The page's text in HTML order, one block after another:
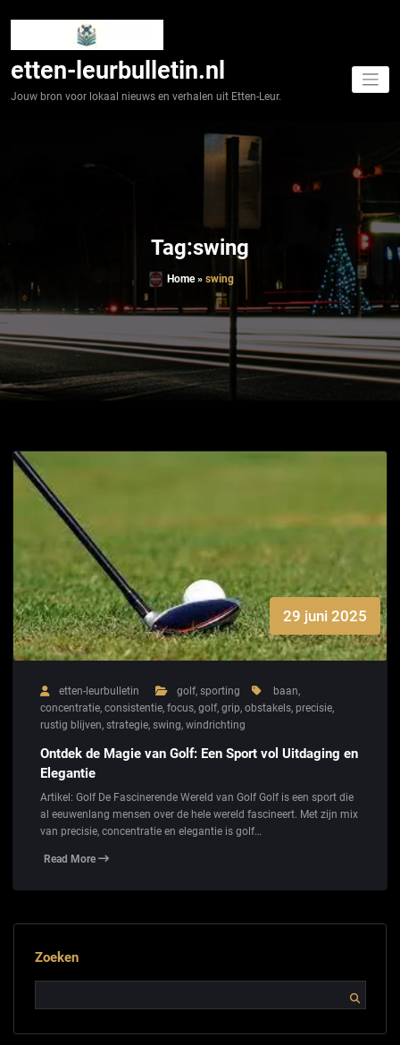
etten-leurbulletin.nl
Jouw bron voor lokaal nieuws en verhalen uit Etten-Leur.
Tag:swing
Home» swing
29 juni 2025
etten-leurbulletin golf, sporting baan,
concentratie, consistentie, focus, golf, grip, obstakels, precisie,
rustig blijven, strategie, swing, windrichting
Ontdek de Magie van Golf: Een Sport vol Uitdaging en
Elegantie
Artikel: Golf De Fascinerende Wereld van Golf Golf is een sport die
al eeuwenlang mensen over de hele wereld fascineert. Met zijn mix
van precisie, concentratie en elegantie is golf…
Read More
Zoeken